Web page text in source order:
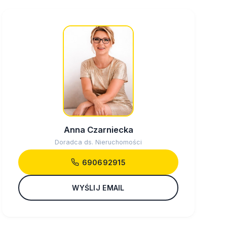
Anna Czarniecka
Doradca ds. Nieruchomości
690692915
WYŚLIJ EMAIL